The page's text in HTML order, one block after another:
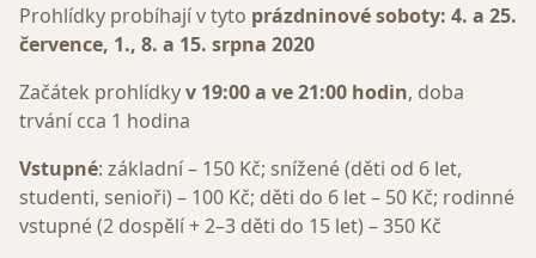
Prohlídky probíhají v tyto prázdninové soboty: 4. a 25.
července, 1., 8. a 15. srpna 2020
Začátek prohlídkyv 19:00 a ve 21:00 hodin, doba
trvání cca 1 hodina
Vstupné: základní – 150 Kč; snížené (děti od 6 let,
studenti, senioři) – 100 Kč; děti do 6 let – 50 Kč; rodinné
vstupné (2 dospělí + 2–3 děti do 15 let) – 350 Kč